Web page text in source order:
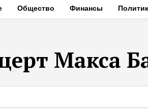
Общество Финансы
Макса